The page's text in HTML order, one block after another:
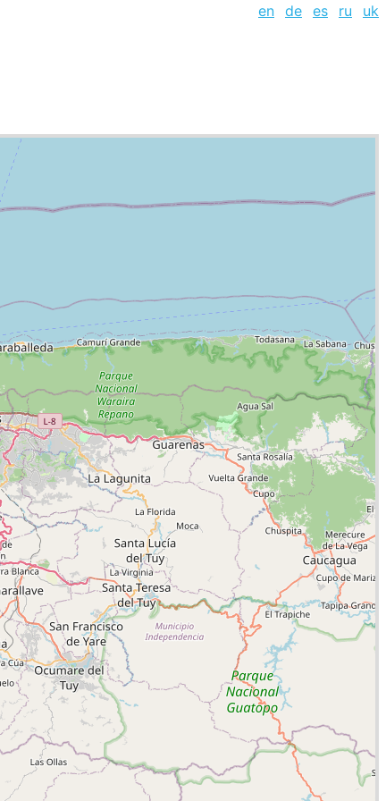
en de es ru uk